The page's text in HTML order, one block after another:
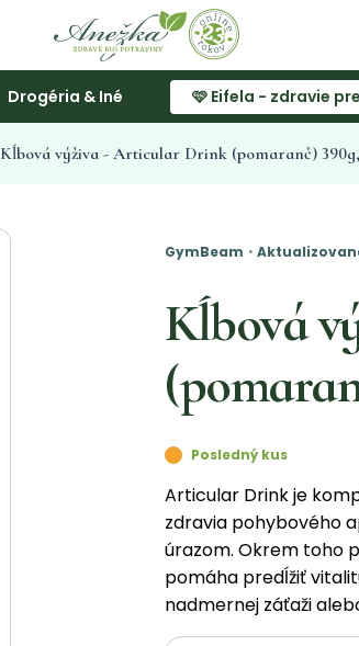
Drogéria & Iné 🩷 Eifela - zdravie
Kĺbová výživa - Articular Drink (pomaranč)
GymBeam・
Kĺbová
Posledný kus
Articular Drink je
zdravia pohybového
úrazom. Okrem toho
pomáha predĺžiť
nadmernej záťaži